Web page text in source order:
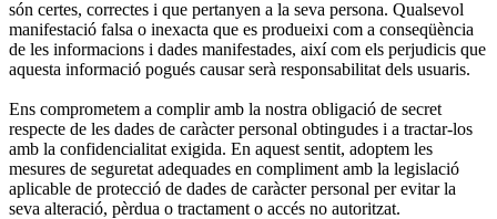
són certes, correctes i que pertanyen a la seva persona. Qualsevol
manifestació falsa o inexacta que es produeixi com a conseqüència
de les informacions i dades manifestades, així com els perjudicis que
aquesta informació pogués causar serà responsabilitat dels usuaris.
Ens comprometem a complir amb la nostra obligació de secret
respecte de les dades de caràcter personal obtingudes i a tractar-los
amb la confidencialitat exigida. En aquest sentit, adoptem les
mesures de seguretat adequades en compliment amb la legislació
aplicable de protecció de dades de caràcter personal per evitar la
seva alteració, pèrdua o tractament o accés no autoritzat.